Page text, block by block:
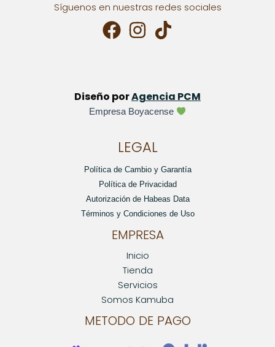
Síguenos en nuestras redes sociales
Diseño porAgencia PCM
Empresa Boyacense
LEGAL
Política de Cambio y Garantía
Política de Privacidad
Autorización de Habeas Data
Términos y Condiciones de Uso
EMPRESA
Inicio
Tienda
Servicios
Somos Kamuba
METODO DE PAGO